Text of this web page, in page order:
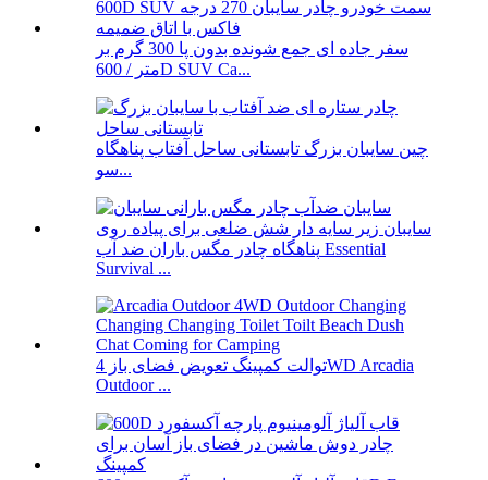
سفر جاده ای جمع شونده بدون پا 300 گرم بر
متر / 600D SUV Ca...
چین سایبان بزرگ تابستانی ساحل آفتاب پناهگاه
سو...
پناهگاه چادر مگس باران ضد آب Essential
Survival ...
توالت کمپینگ تعویض فضای باز 4WD Arcadia
Outdoor ...